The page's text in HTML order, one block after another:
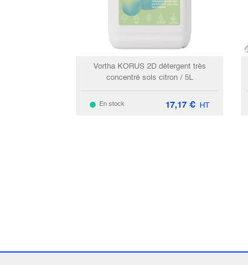
Vortha KORUS 2D détergent très
concentré sols citron / 5L
En stock 17,17 € HT